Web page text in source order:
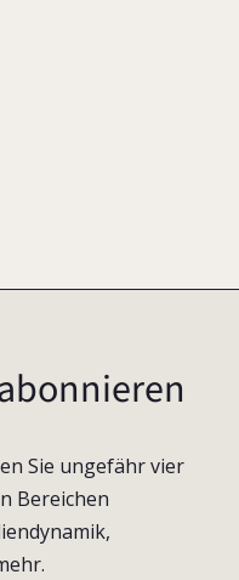
Sie ungefähr vier
Bereichen